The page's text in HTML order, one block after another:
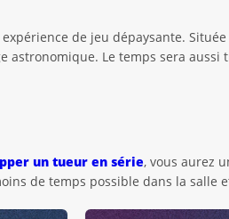
de jeu dépaysante. Située
astronomique. Le temps sera aussi
un tueur en série, vous aurez
de temps possible dans la salle